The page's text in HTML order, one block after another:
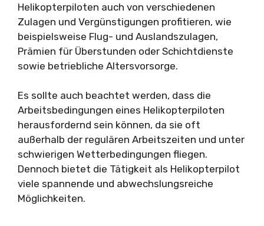
Helikopterpiloten auch von verschiedenen
Zulagen und Vergünstigungen profitieren, wie
beispielsweise Flug- und Auslandszulagen,
Prämien für Überstunden oder Schichtdienste
sowie betriebliche Altersvorsorge.
Es sollte auch beachtet werden, dass die
Arbeitsbedingungen eines Helikopterpiloten
herausfordernd sein können, da sie oft
außerhalb der regulären Arbeitszeiten und unter
schwierigen Wetterbedingungen fliegen.
Dennoch bietet die Tätigkeit als Helikopterpilot
viele spannende und abwechslungsreiche
Möglichkeiten.